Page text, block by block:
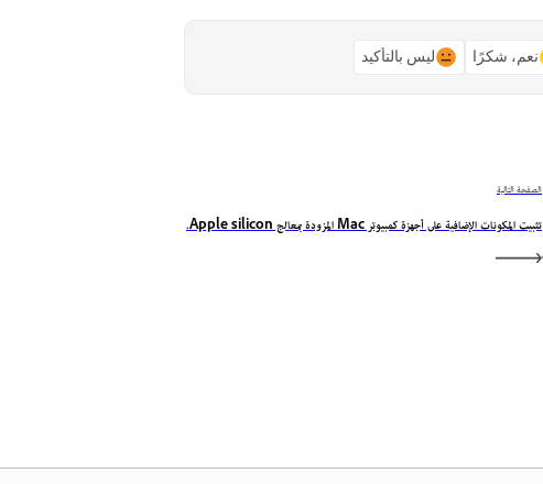
نعم، شكرًا ليس بالتأكيد
الصفحة التالية
تثبيت المكونات الإضافية على أجهزة كمبيوتر Mac المزودة بمعالج Apple silicon.